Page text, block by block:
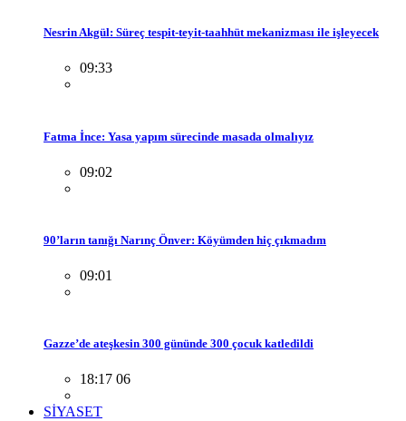
Nesrin Akgül: Süreç tespit-teyit-taahhüt mekanizması ile işleyecek
09:33
Fatma İnce: Yasa yapım sürecinde masada olmalıyız
09:02
90’ların tanığı Narınç Önver: Köyümden hiç çıkmadım
09:01
Gazze’de ateşkesin 300 gününde 300 çocuk katledildi
18:17 06
SİYASET